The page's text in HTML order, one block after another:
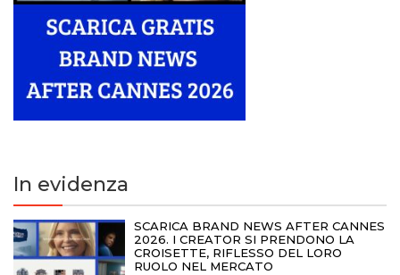
In evidenza
SCARICA BRAND NEWS AFTER CANNES
2026. I CREATOR SI PRENDONO LA
CROISETTE, RIFLESSO DEL LORO
RUOLO NEL MERCATO